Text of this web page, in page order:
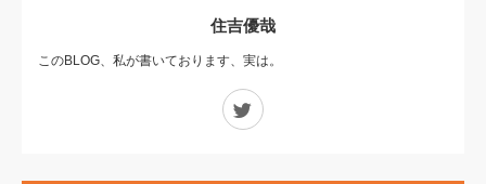
住吉優哉
このBLOG、私が書いております、実は。